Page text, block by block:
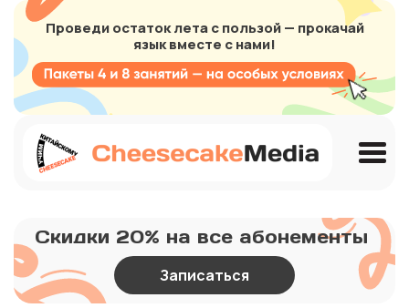
Проведи остаток лета с пользой — прокачай
язык вместе с нами!
Скидки 20% на все абонементы
Записаться